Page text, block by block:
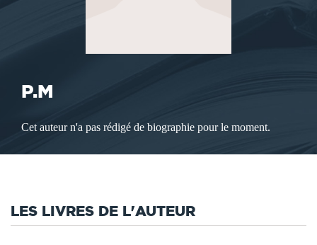
P.M
Cet auteur n'a pas rédigé de biographie pour le moment.
LES LIVRES DE L'AUTEUR